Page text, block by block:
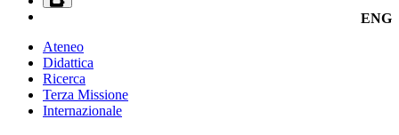
ENG
Ateneo
Didattica
Ricerca
Terza Missione
Internazionale